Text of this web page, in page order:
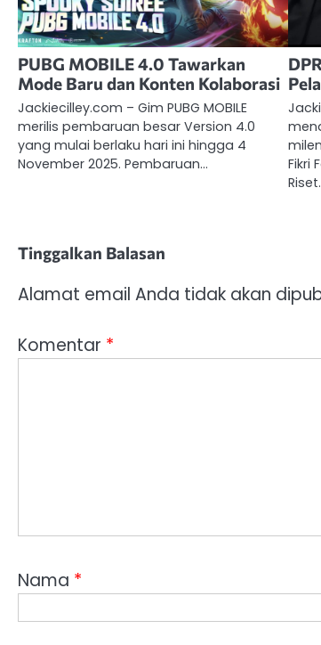
PUBG MOBILE 4.0 Tawarkan
Mode Baru dan Konten Kolaborasi
Jackiecilley.com – Gim PUBG MOBILE
merilis pembaruan besar Version 4.0
yang mulai berlaku hari ini hingga 4
November 2025. Pembaruan…
Fikri
Tinggalkan Balasan
Alamat email Anda tidak akan
Komentar *
Nama *